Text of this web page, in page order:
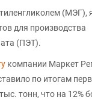
(МЭГ),
для производства
(ПЭТ).
компании Маркет
по итогам
тонн, что на 12%